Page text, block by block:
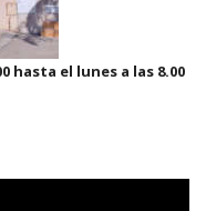
hasta el lunes a las 8.00